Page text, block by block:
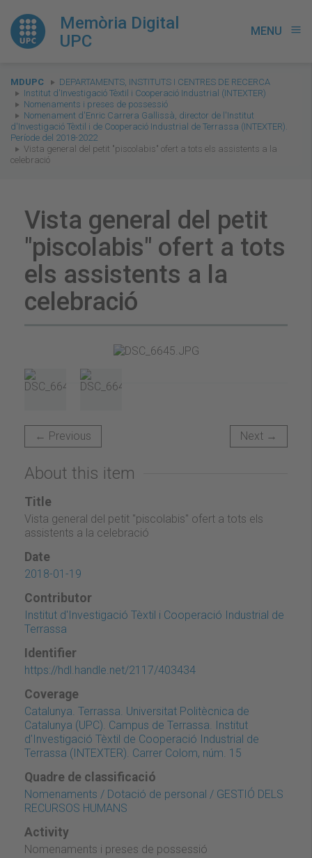
Memòria Digital
UPC
MENU menu
You
are
here:
MDUPC
DEPARTAMENTS, INSTITUTS I CENTRES DE RECERCA
Institut d'Investigació Tèxtil i Cooperació Industrial (INTEXTER)
Nomenaments i preses de possessió
Nomenament d'Enric Carrera Gallissà, director de l'Institut
d'Investigació Tèxtil i de Cooperació Industrial de Terrassa (INTEXTER).
Període del 2018-2022
Vista general del petit "piscolabis" ofert a tots els assistents a la
celebració
Vista general del petit
"piscolabis" ofert a tots
els assistents a la
celebració
← Previous Next →
About this item
Title
Vista general del petit "piscolabis" ofert a tots els
assistents a la celebració
Date
2018-01-19
Contributor
Institut d'Investigació Tèxtil i Cooperació Industrial de
Terrassa
Identifier
https://hdl.handle.net/2117/403434
Coverage
Catalunya. Terrassa. Universitat Politècnica de
Catalunya (UPC). Campus de Terrassa. Institut
d'Investigació Tèxtil de Cooperació Industrial de
Terrassa (INTEXTER). Carrer Colom, núm. 15
Quadre de classificació
Nomenaments / Dotació de personal / GESTIÓ DELS
RECURSOS HUMANS
Activity
Nomenaments i preses de possessió